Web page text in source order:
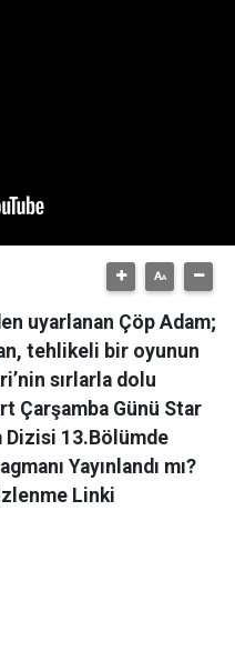
uyarlanan Çöp Adam;
tehlikeli bir oyunun
sırlarla dolu
Çarşamba Günü Star
Dizisi 13.Bölümde
Yayınlandı mı?
Linki